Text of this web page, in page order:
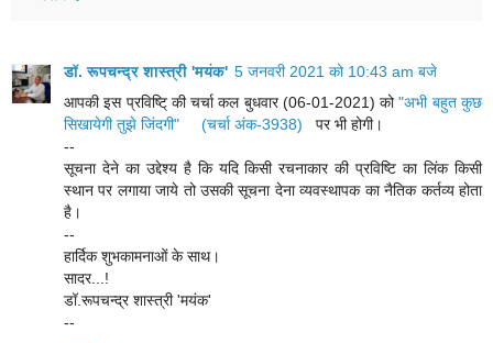
डॉ. रूपचन्द्र शास्त्री 'मयंक' 5 जनवरी 2021 को 10:43 am बजे
आपकी इस प्रविष्टि् की चर्चा कल बुधवार (06-01-2021) को"अभी बहुत कुछ
सिखायेगी तुझे जिंदगी" (चर्चा अंक-3938)
पर भी होगी।
--
सूचना देने का उद्देश्य है कि यदि किसी रचनाकार की प्रविष्टि का लिंक किसी
स्थान पर लगाया जाये तो उसकी सूचना देना व्यवस्थापक का नैतिक कर्तव्य होता
है।
--
हार्दिक शुभकामनाओं के साथ।
सादर...!
डॉ.रूपचन्द्र शास्त्री 'मयंक'
--